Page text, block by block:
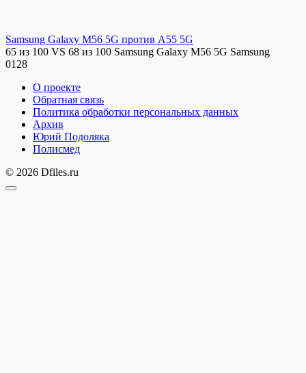
Samsung Galaxy M56 5G против A55 5G
65 из 100 VS 68 из 100 Samsung Galaxy M56 5G Samsung
0128
О проекте
Обратная связь
Политика обработки персональных данных
Архив
Юрий Подоляка
Полисмед
© 2026 Dfiles.ru